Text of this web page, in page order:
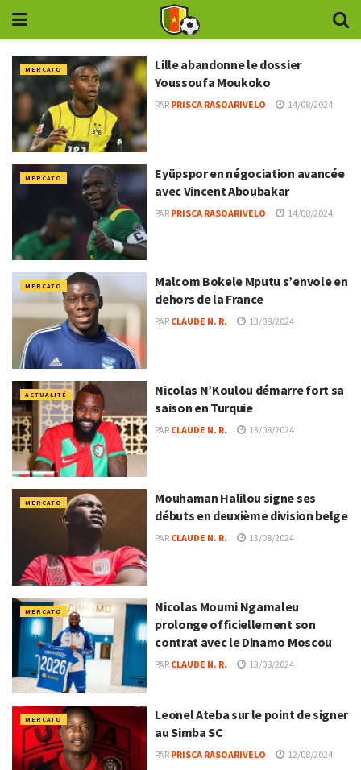
MERCATO
Lille abandonne le dossier
Youssoufa Moukoko
PAR PRISCA RASOARIVELO 14/08/2024
MERCATO
Eyüpspor en négociation avancée
avec Vincent Aboubakar
PAR PRISCA RASOARIVELO 14/08/2024
MERCATO
Malcom Bokele Mputu s’envole en
dehors de la France
PAR CLAUDE N. R. 13/08/2024
ACTUALITÉ
Nicolas N’Koulou démarre fort sa
saison en Turquie
PAR CLAUDE N. R. 13/08/2024
MERCATO
Mouhaman Halilou signe ses
débuts en deuxième division belge
PAR CLAUDE N. R. 13/08/2024
MERCATO
Nicolas Moumi Ngamaleu
prolonge officiellement son
contrat avec le Dinamo Moscou
PAR CLAUDE N. R. 13/08/2024
MERCATO
Leonel Ateba sur le point de signer
au Simba SC
PAR PRISCA RASOARIVELO 12/08/2024